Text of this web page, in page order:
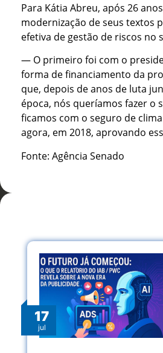
Para Kátia Abreu, após 26
modernização de seus textos
efetiva de gestão de riscos
— O primeiro foi com o
forma de financiamento da
que, depois de anos de luta
época, nós queríamos fazer o
ficamos com o seguro de
agora, em 2018, aprovando
Fonte: Agência Senado
17
jul